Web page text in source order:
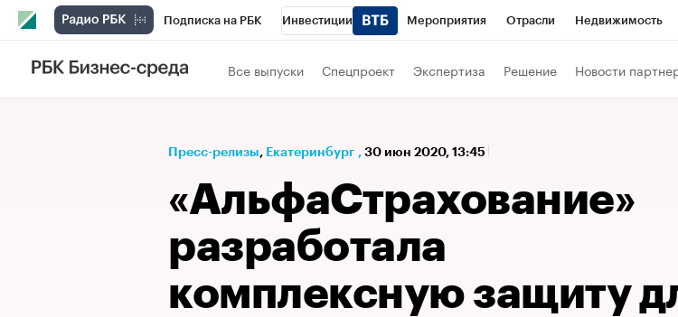
Подписка на РБК Инвестиции Мероприятия Отрасли Недвижимость
РБК Вино
Проверка контрагентов Политика
Все выпуски Спецпроект Экспертиза Решение Новости
Пресс-релизы⁠, Екатеринбург , 30 июн 2020, 13:45
«АльфаСтрахование»
разработала
комплексную защиту